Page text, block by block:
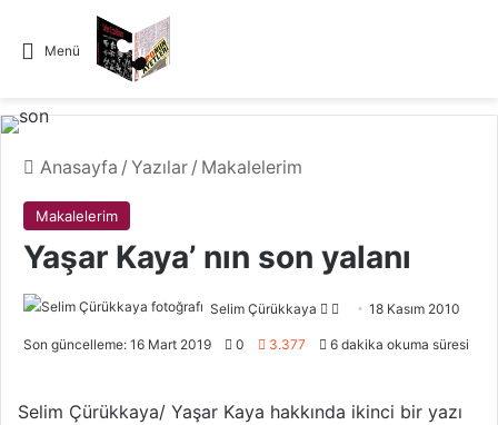
Menü
Anasayfa / Yazılar / Makalelerim
Makalelerim
Yaşar Kaya’ nın son yalanı
Selim Çürükkaya
F
o
o-
18 Kasım 2010
Son güncelleme: 16 Mart 2019 0 3.377 6 dakika okuma süresi
Selim Çürükkaya/ Yaşar Kaya hakkında ikinci bir yazı